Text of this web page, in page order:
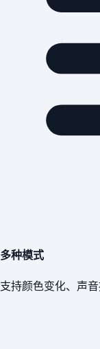
多种模式
支持颜色变化、声